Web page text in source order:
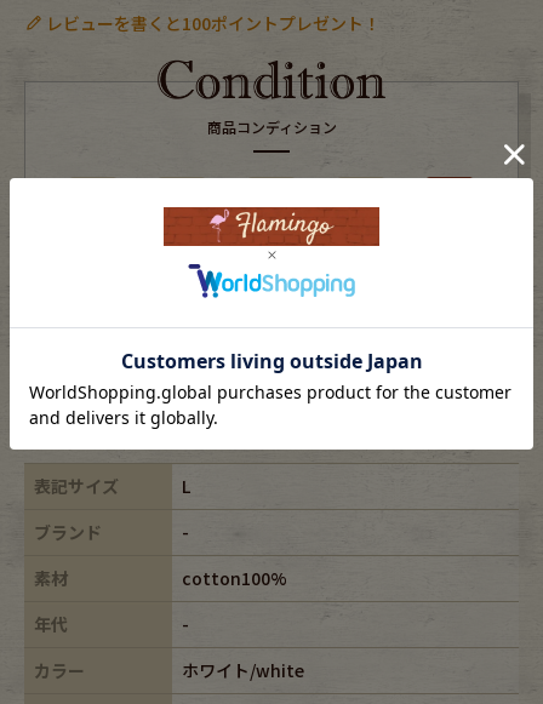
レビューを書くと100ポイントプレゼント！
商品コンディション
A B C
全体的に使用感や目立つダメージがある商品
※USEDですので使用感などございますが、まだまだご愛用していただけます。
※古着は洗濯、検品などのケアを行っております。
表記サイズ
L
ブランド
-
素材
cotton100%
年代
-
カラー
ホワイト/white